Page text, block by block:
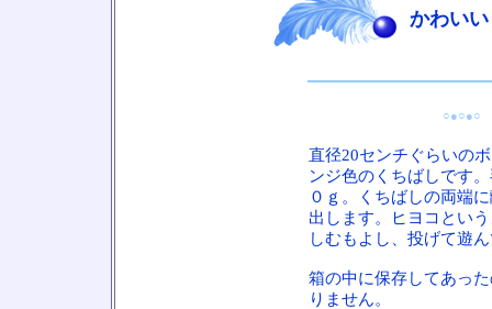
かわい
○●○●○
直径20センチぐらいの
ンジ色のくちばしです
０ｇ。くちばしの両端
出します。ヒヨコとい
しむもよし、投げて遊
箱の中に保存してあっ
りません。